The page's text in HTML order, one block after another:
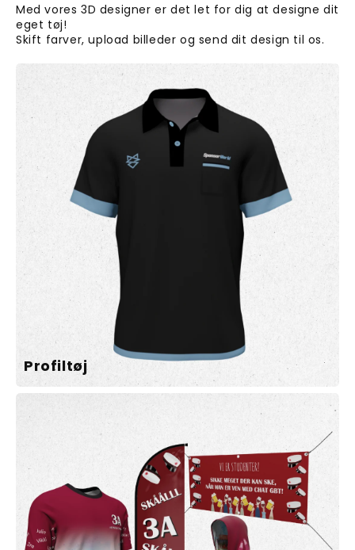
Med vores 3D designer er det let for dig at designe dit
eget tøj!
Skift farver, upload billeder og send dit design til os.
Profiltøj